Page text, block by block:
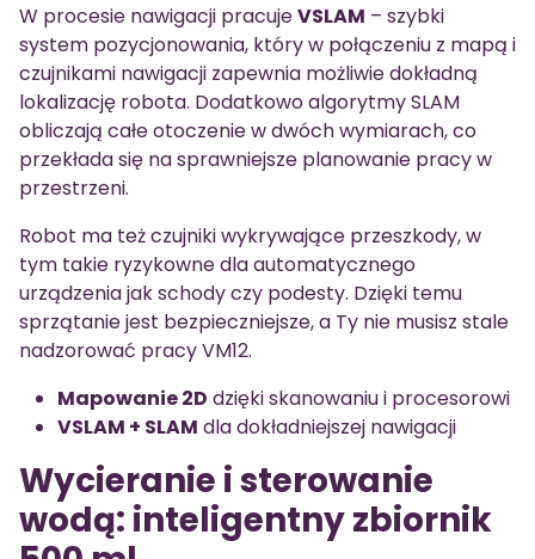
W procesie nawigacji pracujeVSLAM – szybki
system pozycjonowania, który w połączeniu z mapą i
czujnikami nawigacji zapewnia możliwie dokładną
lokalizację robota. Dodatkowo algorytmy SLAM
obliczają całe otoczenie w dwóch wymiarach, co
przekłada się na sprawniejsze planowanie pracy w
przestrzeni.
Robot ma też czujniki wykrywające przeszkody, w
tym takie ryzykowne dla automatycznego
urządzenia jak schody czy podesty. Dzięki temu
sprzątanie jest bezpieczniejsze, a Ty nie musisz stale
nadzorować pracy VM12.
Mapowanie 2D dzięki skanowaniu i procesorowi
VSLAM + SLAM dla dokładniejszej nawigacji
Wycieranie i sterowanie
wodą: inteligentny zbiornik